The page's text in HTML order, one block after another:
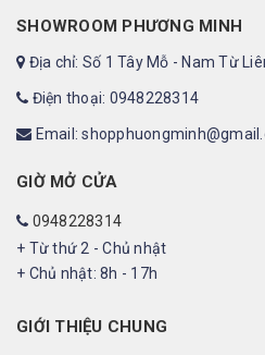
SHOWROOM PHƯƠNG MINH
Địa chỉ: Số 1 Tây Mỗ - Nam Từ
Điện thoại: 0948228314
Email:
GIỜ MỞ CỬA
0948228314
+ Từ thứ 2 - Chủ nhật
+ Chủ nhật: 8h - 17h
GIỚI THIỆU CHUNG